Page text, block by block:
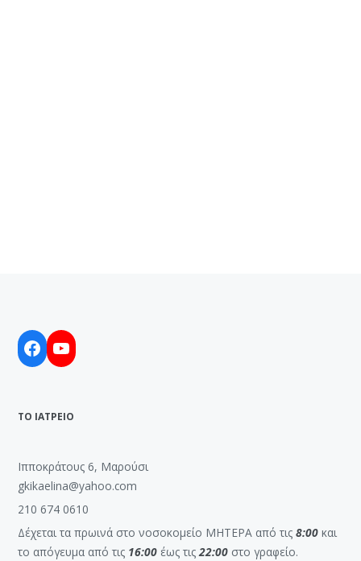
Facebook
YouTube
ΤΟ ΙΑΤΡΕΙΟ
Ιπποκράτους 6, Μαρούσι
gkikaelina@yahoo.com
210 674 0610
Δέχεται τα πρωινά στο νοσοκομείο ΜΗΤΕΡΑ από τις8:00 και
το απόγευμα από τις 16:00 έως τις22:00 στο γραφείο.